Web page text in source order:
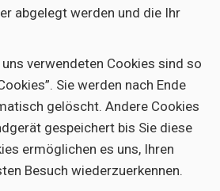
abgelegt werden und die Ihr
verwendeten Cookies sind so
Sie werden nach Ende
gelöscht. Andere Cookies
gespeichert bis Sie diese
ermöglichen es uns, Ihren
Besuch wiederzuerkennen.